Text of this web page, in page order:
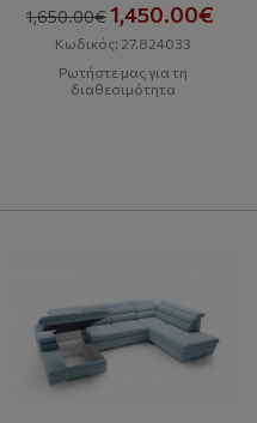
1,650.00€1,450.00€
Κωδικός: 27.824033
Ρωτήστε μας για τη
διαθεσιμότητα